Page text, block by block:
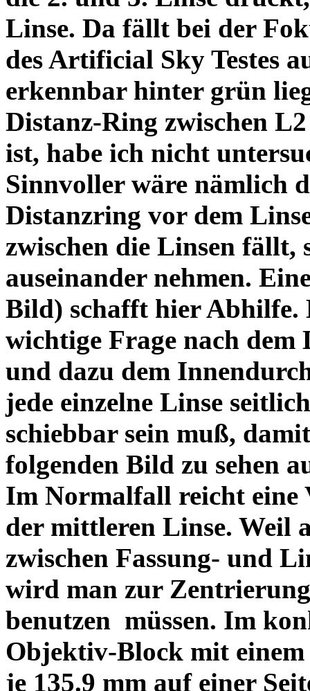
Linse. Da fällt bei der
des Artificial Sky Testes
erkennbar hinter grün
Distanz-Ring zwischen
ist, habe ich nicht
Sinnvoller wäre nämlich
Distanzring vor dem
zwischen die Linsen fällt,
auseinander nehmen.
Bild) schafft hier Abhilfe.
wichtige Frage nach dem
und dazu dem
jede einzelne Linse
schiebbar sein muß,
folgenden Bild zu sehen
Im Normalfall reicht eine
der mittleren Linse. Weil
zwischen Fassung- und
wird man zur
benutzen müssen. Im
Objektiv-Block mit einem
je 135.9 mm auf einer